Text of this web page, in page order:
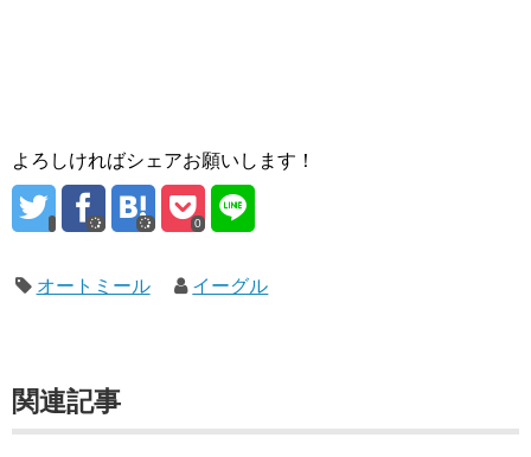
よろしければシェアお願いします！
0
オートミール イーグル
関連記事